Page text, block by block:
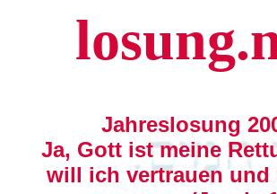
Jahreslosung
Ja, Gott ist meine
will ich vertrauen und